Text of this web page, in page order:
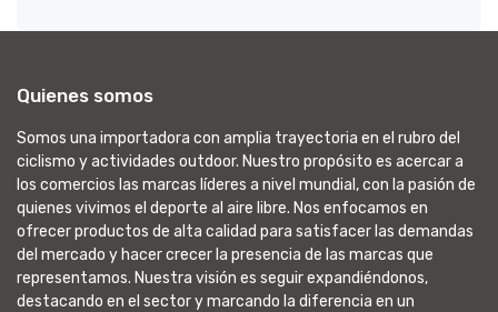
Quienes somos
Somos una importadora con amplia trayectoria en el rubro del
ciclismo y actividades outdoor. Nuestro propósito es acercar a
los comercios las marcas líderes a nivel mundial, con la pasión de
quienes vivimos el deporte al aire libre. Nos enfocamos en
ofrecer productos de alta calidad para satisfacer las demandas
del mercado y hacer crecer la presencia de las marcas que
representamos. Nuestra visión es seguir expandiéndonos,
destacando en el sector y marcando la diferencia en un